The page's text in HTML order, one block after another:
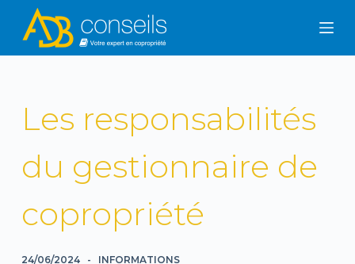
a
s
u
n
Les responsabilités
du gestionnaire de
copropriété
24/06/2024 INFORMATIONS